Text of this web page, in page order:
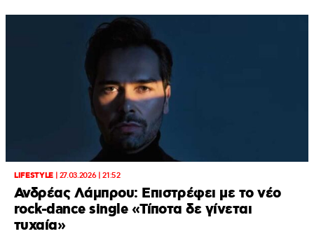
LIFESTYLE| 27.03.2026 | 21:52
Ανδρέας Λάμπρου: Επιστρέφει με το νέο
rock-dance single «Τίποτα δε γίνεται
τυχαία»